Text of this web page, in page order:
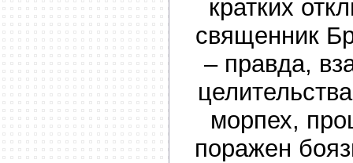
кратких
священник
– правда,
морпех,
поражен